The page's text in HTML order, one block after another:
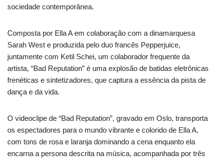
sociedade contemporânea.
Composta por Ella A em colaboração com a dinamarquesa
Sarah West e produzida pelo duo francês Pepperjuice,
juntamente com Ketil Schei, um colaborador frequente da
artista, “Bad Reputation” é uma explosão de batidas eletrônicas
frenéticas e sintetizadores, que captura a essência da pista de
dança e da vida.
O videoclipe de “Bad Reputation”, gravado em Oslo, transporta
os espectadores para o mundo vibrante e colorido de Ella A,
com tons de rosa e laranja dominando a cena enquanto ela
encarna a persona descrita na música, acompanhada por três